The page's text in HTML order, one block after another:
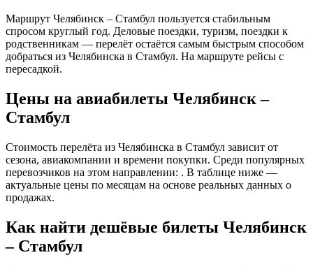
Маршрут Челябинск – Стамбул пользуется стабильным
спросом круглый год. Деловые поездки, туризм, поездки к
родственникам — перелёт остаётся самым быстрым способом
добраться из Челябинска в Стамбул. На маршруте рейсы с
пересадкой.
Цены на авиабилеты Челябинск –
Стамбул
Стоимость перелёта из Челябинска в Стамбул зависит от
сезона, авиакомпании и времени покупки. Среди популярных
перевозчиков на этом направлении: . В таблице ниже —
актуальные цены по месяцам на основе реальных данных о
продажах.
Как найти дешёвые билеты Челябинск
– Стамбул